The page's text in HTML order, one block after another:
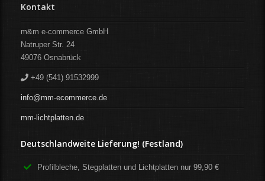
Kontakt
m&m e-commerce GmbH
Natruper Str. 24
49076 Osnabrück
+49 (541) 91532999
info@mm-ecommerce.de
mm-lichtplatten.de
Deutschlandweite Lieferung! (Festland)
Profilbleche, Stegplatten und Lichtplatten nur 99,90 €